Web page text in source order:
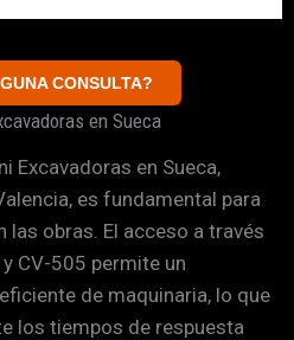
CONSULTA?
en Sueca
Excavadoras en Sueca,
es fundamental para
las obras. El acceso a través
CV-505 permite un
de maquinaria, lo que
los tiempos de respuesta